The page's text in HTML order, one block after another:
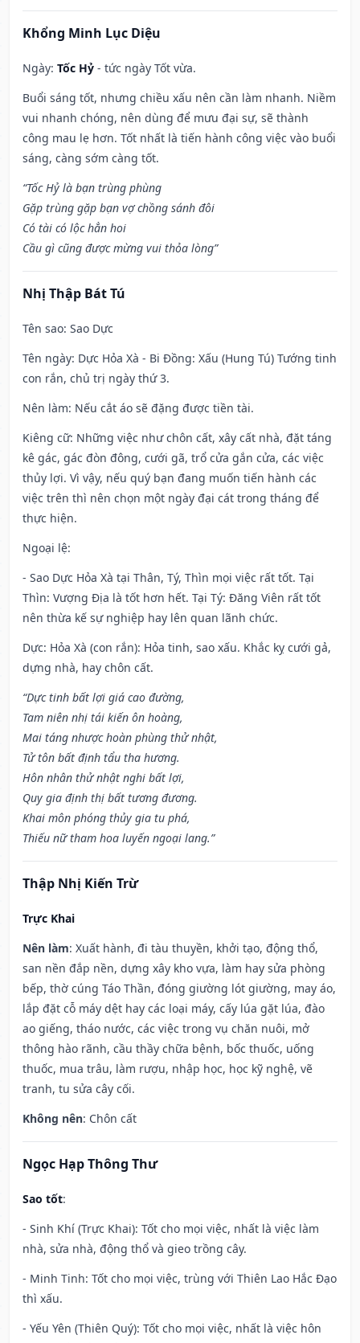
Khổng Minh Lục Diệu
Ngày: Tốc Hỷ - tức ngày Tốt vừa.
Buổi sáng tốt, nhưng chiều xấu nên cần làm nhanh. Niềm
vui nhanh chóng, nên dùng để mưu đại sự, sẽ thành
công mau lẹ hơn. Tốt nhất là tiến hành công việc vào buổi
sáng, càng sớm càng tốt.
“Tốc Hỷ là bạn trùng phùng
Gặp trùng gặp bạn vợ chồng sánh đôi
Có tài có lộc hẳn hoi
Cầu gì cũng được mừng vui thỏa lòng”
Nhị Thập Bát Tú
Tên sao: Sao Dực
Tên ngày: Dực Hỏa Xà - Bi Đồng: Xấu (Hung Tú) Tướng tinh
con rắn, chủ trị ngày thứ 3.
Nên làm: Nếu cắt áo sẽ đặng được tiền tài.
Kiêng cữ: Những việc như chôn cất, xây cất nhà, đặt táng
kê gác, gác đòn đông, cưới gã, trổ cửa gắn cửa, các việc
thủy lợi. Vì vậy, nếu quý bạn đang muốn tiến hành các
việc trên thì nên chọn một ngày đại cát trong tháng để
thực hiện.
Ngoại lệ:
- Sao Dực Hỏa Xà tại Thân, Tý, Thìn mọi việc rất tốt. Tại
Thìn: Vượng Địa là tốt hơn hết. Tại Tý: Đăng Viên rất tốt
nên thừa kế sự nghiệp hay lên quan lãnh chức.
Dực: Hỏa Xà (con rắn): Hỏa tinh, sao xấu. Khắc kỵ cưới gả,
dựng nhà, hay chôn cất.
“Dực tinh bất lợi giá cao đường,
Tam niên nhị tái kiến ôn hoàng,
Mai táng nhược hoàn phùng thử nhật,
Tử tôn bất định tẩu tha hương.
Hôn nhân thử nhật nghi bất lợi,
Quy gia định thị bất tương đương.
Khai môn phóng thủy gia tu phá,
Thiếu nữ tham hoa luyến ngoại lang.”
Thập Nhị Kiến Trừ
Trực Khai
Nên làm: Xuất hành, đi tàu thuyền, khởi tạo, động thổ,
san nền đắp nền, dựng xây kho vựa, làm hay sửa phòng
bếp, thờ cúng Táo Thần, đóng giường lót giường, may áo,
lắp đặt cỗ máy dệt hay các loại máy, cấy lúa gặt lúa, đào
ao giếng, tháo nước, các việc trong vụ chăn nuôi, mở
thông hào rãnh, cầu thầy chữa bệnh, bốc thuốc, uống
thuốc, mua trâu, làm rượu, nhập học, học kỹ nghệ, vẽ
tranh, tu sửa cây cối.
Không nên: Chôn cất
Ngọc Hạp Thông Thư
Sao tốt:
- Sinh Khí (Trực Khai): Tốt cho mọi việc, nhất là việc làm
nhà, sửa nhà, động thổ và gieo trồng cây.
- Minh Tinh: Tốt cho mọi việc, trùng với Thiên Lao Hắc Đạo
thì xấu.
- Yếu Yên (Thiên Quý): Tốt cho mọi việc, nhất là việc hôn